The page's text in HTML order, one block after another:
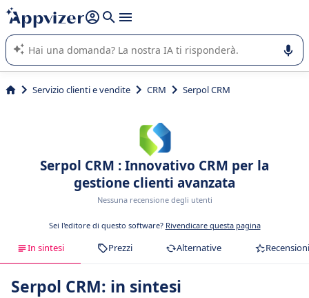
righe con
shift + enter
L'IA di Appvizer vi guida nell'utilizzo o nella scelta di un
software SaaS per la vostra azienda.
Servizio clienti e vendite CRM Serpol CRM
Serpol CRM : Innovativo CRM per la
gestione clienti avanzata
Nessuna recensione degli utenti
Sei l'editore di questo software? Rivendicare questa pagina
In sintesi Prezzi Alternative Recensioni
Serpol CRM: in sintesi